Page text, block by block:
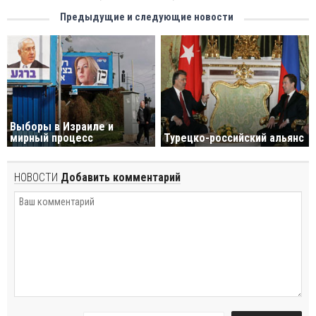
Предыдущие и следующие новости
Выборы в Израиле и
мирный процесс
Турецко-российский альянс
НОВОСТИ Добавить комментарий